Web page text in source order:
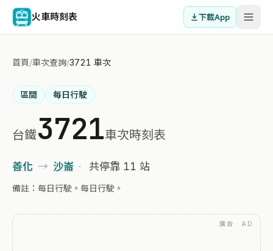
火車時刻表 下載App
首頁/車次查詢/3721 車次
區間 每日行駛
台鐵3721車次時刻表
善化 → 沙崙 · 共停靠 11 站
備註：每日行駛。每日行駛。
廣告 · AD